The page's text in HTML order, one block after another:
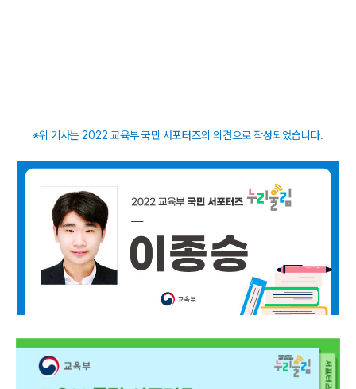
※위 기사는 2022 교육부 국민 서포터즈의 의견으로 작성되었습니다.